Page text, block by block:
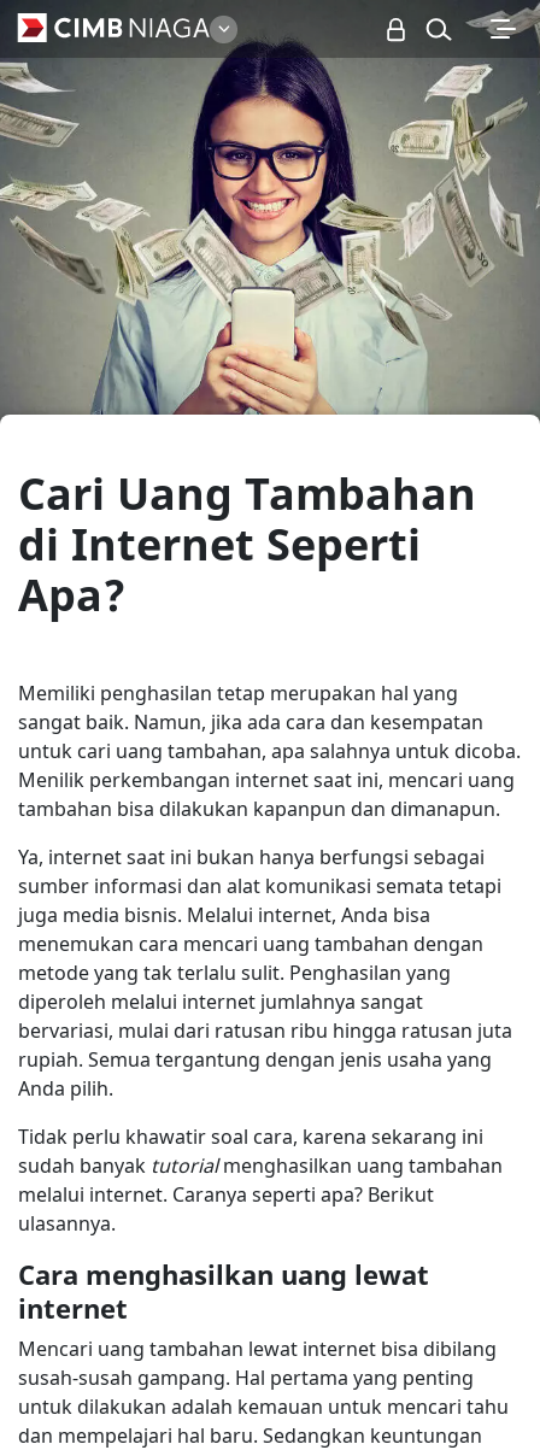
Personal
Cari Uang Tambahan
di Internet Seperti
Apa?
Memiliki penghasilan tetap merupakan hal yang
sangat baik. Namun, jika ada cara dan kesempatan
untuk cari uang tambahan, apa salahnya untuk dicoba.
Menilik perkembangan internet saat ini, mencari uang
tambahan bisa dilakukan kapanpun dan dimanapun.
Ya, internet saat ini bukan hanya berfungsi sebagai
sumber informasi dan alat komunikasi semata tetapi
juga media bisnis. Melalui internet, Anda bisa
menemukan cara mencari uang tambahan dengan
metode yang tak terlalu sulit. Penghasilan yang
diperoleh melalui internet jumlahnya sangat
bervariasi, mulai dari ratusan ribu hingga ratusan juta
rupiah. Semua tergantung dengan jenis usaha yang
Anda pilih.
Tidak perlu khawatir soal cara, karena sekarang ini
sudah banyak tutorialmenghasilkan uang tambahan
melalui internet. Caranya seperti apa? Berikut
ulasannya.
Cara menghasilkan uang lewat
internet
Mencari uang tambahan lewat internet bisa dibilang
susah-susah gampang. Hal pertama yang penting
untuk dilakukan adalah kemauan untuk mencari tahu
dan mempelajari hal baru. Sedangkan keuntungan